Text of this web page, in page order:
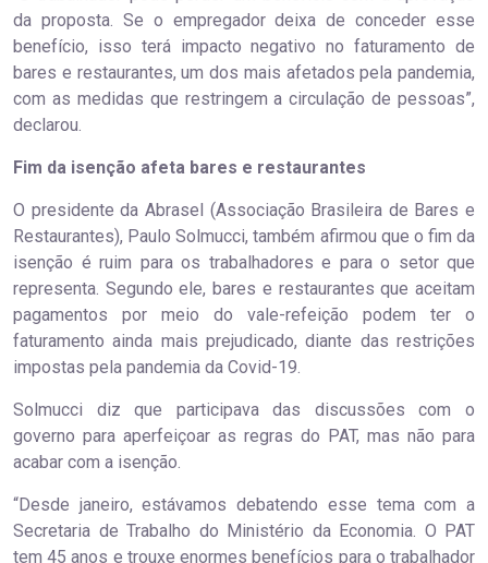
da proposta. Se o empregador deixa de conceder esse
benefício, isso terá impacto negativo no faturamento de
bares e restaurantes, um dos mais afetados pela pandemia,
com as medidas que restringem a circulação de pessoas”,
declarou.
Fim da isenção afeta bares e restaurantes
O presidente da Abrasel (Associação Brasileira de Bares e
Restaurantes), Paulo Solmucci, também afirmou que o fim da
isenção é ruim para os trabalhadores e para o setor que
representa. Segundo ele, bares e restaurantes que aceitam
pagamentos por meio do vale-refeição podem ter o
faturamento ainda mais prejudicado, diante das restrições
impostas pela pandemia da Covid-19.
Solmucci diz que participava das discussões com o
governo para aperfeiçoar as regras do PAT, mas não para
acabar com a isenção.
“Desde janeiro, estávamos debatendo esse tema com a
Secretaria de Trabalho do Ministério da Economia. O PAT
tem 45 anos e trouxe enormes benefícios para o trabalhador